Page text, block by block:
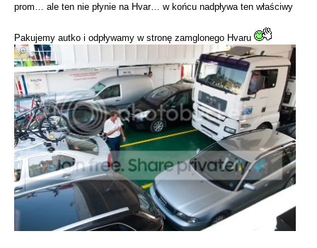
prom… ale ten nie płynie na Hvar… w końcu nadpływa ten właściwy
Pakujemy autko i odpływamy w stronę zamglonego Hvaru